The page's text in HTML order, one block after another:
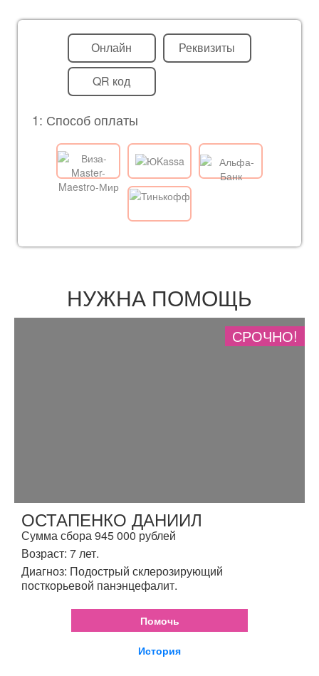
Онлайн Реквизиты
QR код
1: Способ оплаты
НУЖНА ПОМОЩЬ
СРОЧНО!
ОСТАПЕНКО ДАНИИЛ
Сумма сбора 945 000 рублей
Возраст: 7 лет.
Диагноз: Подострый склерозирующий
посткорьевой панэнцефалит.
Помочь
История